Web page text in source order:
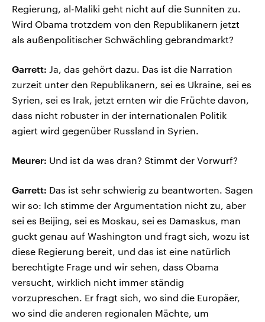
Regierung, al-Maliki geht nicht auf die Sunniten zu.
Wird Obama trotzdem von den Republikanern jetzt
als außenpolitischer Schwächling gebrandmarkt?
Garrett: Ja, das gehört dazu. Das ist die Narration
zurzeit unter den Republikanern, sei es Ukraine, sei es
Syrien, sei es Irak, jetzt ernten wir die Früchte davon,
dass nicht robuster in der internationalen Politik
agiert wird gegenüber Russland in Syrien.
Meurer: Und ist da was dran? Stimmt der Vorwurf?
Garrett: Das ist sehr schwierig zu beantworten. Sagen
wir so: Ich stimme der Argumentation nicht zu, aber
sei es Beijing, sei es Moskau, sei es Damaskus, man
guckt genau auf Washington und fragt sich, wozu ist
diese Regierung bereit, und das ist eine natürlich
berechtigte Frage und wir sehen, dass Obama
versucht, wirklich nicht immer ständig
vorzupreschen. Er fragt sich, wo sind die Europäer,
wo sind die anderen regionalen Mächte, um